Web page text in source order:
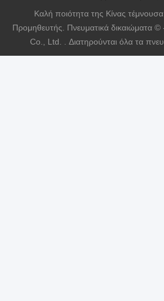
Καλή ποιότητα της Κίνας
Προμηθευτής. Πνευματικά δικαιώματα
Co., Ltd. . Διατηρούνται όλα τα